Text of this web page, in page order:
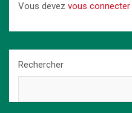
Vous devez vous connecter
Rechercher